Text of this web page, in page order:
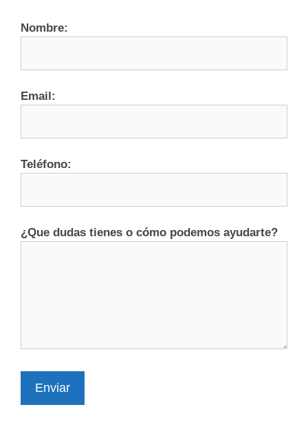
Nombre:
Email:
Teléfono:
¿Que dudas tienes o cómo podemos ayudarte?
Enviar